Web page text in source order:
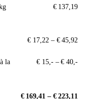
€ 137,19
€ 17,22 – € 45,92
la
€ 15,- – € 40,-
€ 169,41 – € 223,11